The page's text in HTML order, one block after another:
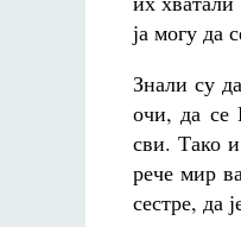
ја могу да
Знали су
очи, да се
сви. Тако
рече мир
сестре, да